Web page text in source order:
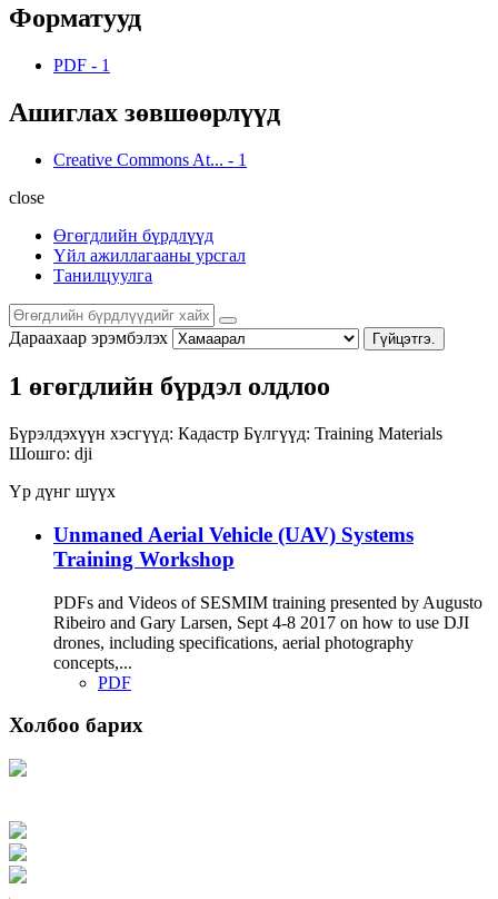
Форматууд
PDF - 1
Ашиглах зөвшөөрлүүд
Creative Commons At... - 1
close
Өгөгдлийн бүрдлүүд
Үйл ажиллагааны урсгал
Танилцуулга
Дараахаар эрэмбэлэх Гүйцэтгэ.
1 өгөгдлийн бүрдэл олдлоо
Бүрэлдэхүүн хэсгүүд: Кадастр Бүлгүүд: Training Materials
Шошго: dji
Үр дүнг шүүх
Unmaned Aerial Vehicle (UAV) Systems
Training Workshop
PDFs and Videos of SESMIM training presented by Augusto
Ribeiro and Gary Larsen, Sept 4-8 2017 on how to use DJI
drones, including specifications, aerial photography
concepts,...
PDF
Холбоо барих